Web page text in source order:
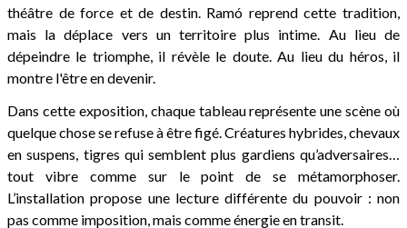
théâtre de force et de destin. Ramó reprend cette tradition,
mais la déplace vers un territoire plus intime. Au lieu de
dépeindre le triomphe, il révèle le doute. Au lieu du héros, il
montre l'être en devenir.
Dans cette exposition, chaque tableau représente une scène où
quelque chose se refuse à être figé. Créatures hybrides, chevaux
en suspens, tigres qui semblent plus gardiens qu’adversaires…
tout vibre comme sur le point de se métamorphoser.
L’installation propose une lecture différente du pouvoir : non
pas comme imposition, mais comme énergie en transit.